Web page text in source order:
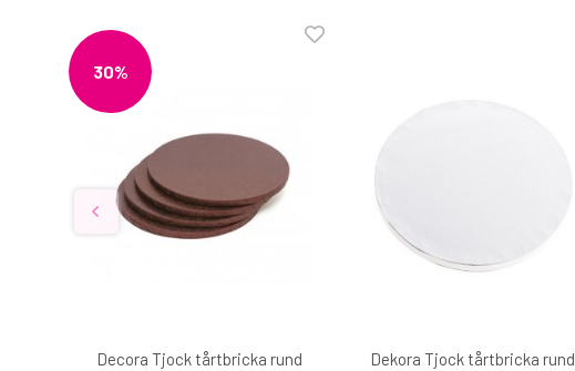
30%
Decora Tjock tårtbricka rund
Dekora Tjock tårtbricka rund